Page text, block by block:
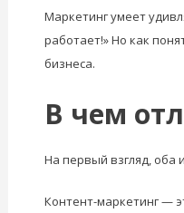
Маркетинг умеет
работает!» Но как
бизнеса.
В чем
На первый взгляд, оба
Контент-маркетинг —